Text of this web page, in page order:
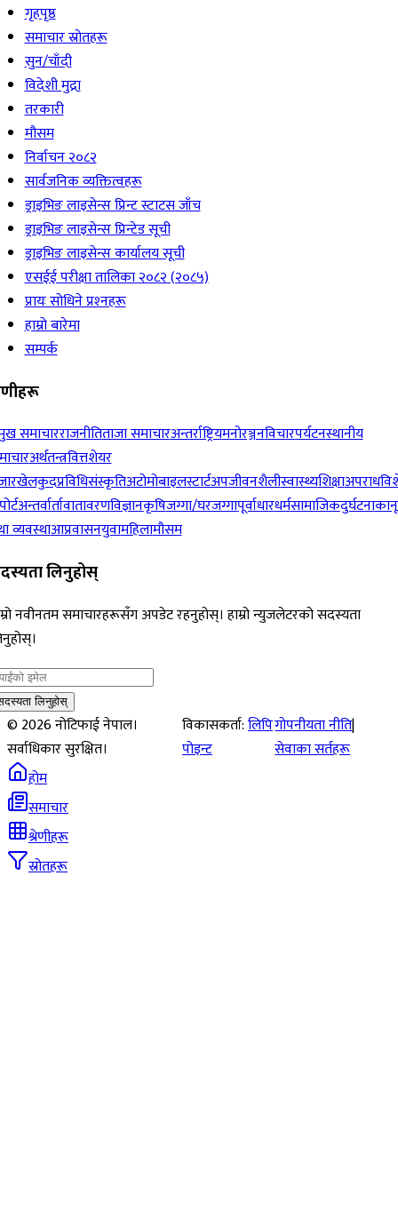
गृहपृष्ठ
समाचार स्रोतहरू
सुन/चाँदी
विदेशी मुद्रा
तरकारी
मौसम
निर्वाचन २०८२
सार्वजनिक व्यक्तित्वहरू
ड्राइभिङ लाइसेन्स प्रिन्ट स्टाटस जाँच
ड्राइभिङ लाइसेन्स प्रिन्टेड सूची
ड्राइभिङ लाइसेन्स कार्यालय सूची
एसईई परीक्षा तालिका २०८२ (२०८५)
प्रायः सोधिने प्रश्‍नहरू
हाम्रो बारेमा
सम्पर्क
समाचारराजनीतिताजा समाचारअन्तर्राष्ट्रियमनोरञ्जनविचारपर्यटनस्थानीय
अर्थतन्त्रवित्तशेयर
खेलकुदप्रविधिसंस्कृतिअटोमोबाइलस्टार्टअपजीवनशैलीस्वास्थ्यशिक्षाअपराध
अन्तर्वार्तावातावरणविज्ञानकृषिजग्गा/घरजग्गापूर्वाधारधर्मसामाजिकदुर्घटना
व्यवस्थाआप्रवासनयुवामहिलामौसम
लिनुहोस्
नवीनतम समाचारहरूसँग अपडेट रहनुहोस्। हाम्रो न्युजलेटरको सदस्यता
लिनुहोस्
©2026नोटिफाई नेपाल।
सर्वाधिकार सुरक्षित।
विकासकर्ता:लिपि
पोइन्ट
गोपनीयता नीति|
सेवाका सर्तहरू
होम
समाचार
श्रेणीहरू
स्रोतहरू